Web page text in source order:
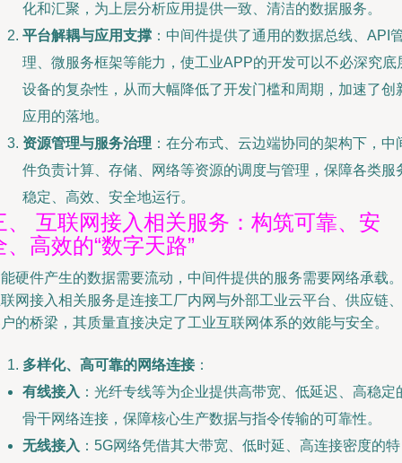
化和汇聚，为上层分析应用提供一致、清洁的数据服务。
平台解耦与应用支撑 ：中间件提供了通用的数据总线、API
理、微服务框架等能力，使工业APP的开发可以不必深究底
设备的复杂性，从而大幅降低了开发门槛和周期，加速了创
应用的落地。
资源管理与服务治理 ：在分布式、云边端协同的架构下，中
件负责计算、存储、网络等资源的调度与管理，保障各类服
稳定、高效、安全地运行。
、 互联网接入相关服务：构筑可靠、安
、高效的“数字天路”
硬件产生的数据需要流动，中间件提供的服务需要网络承载。
网接入相关服务是连接工厂内网与外部工业云平台、供应链、
的桥梁，其质量直接决定了工业互联网体系的效能与安全。
多样化、高可靠的网络连接：
有线接入 ：光纤专线等为企业提供高带宽、低延迟、高稳定
骨干网络连接，保障核心生产数据与指令传输的可靠性。
无线接入 ：5G网络凭借其大带宽、低时延、高连接密度的特